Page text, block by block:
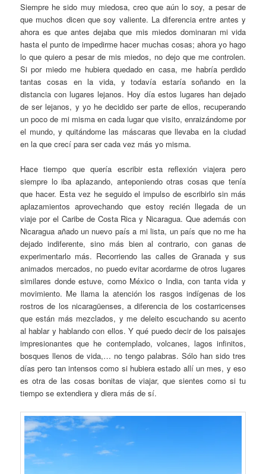
Siempre he sido muy miedosa, creo que aún lo soy, a pesar de
que muchos dicen que soy valiente. La diferencia entre antes y
ahora es que antes dejaba que mis miedos dominaran mi vida
hasta el punto de impedirme hacer muchas cosas; ahora yo hago
lo que quiero a pesar de mis miedos, no dejo que me controlen.
Si por miedo me hubiera quedado en casa, me habría perdido
tantas cosas en la vida, y todavía estaría soñando en la
distancia con lugares lejanos. Hoy día estos lugares han dejado
de ser lejanos, y yo he decidido ser parte de ellos, recuperando
un poco de mi misma en cada lugar que visito, enraizándome por
el mundo, y quitándome las máscaras que llevaba en la ciudad
en la que crecí para ser cada vez más yo misma.
Hace tiempo que quería escribir esta reflexión viajera pero
siempre lo iba aplazando, anteponiendo otras cosas que tenía
que hacer. Esta vez he seguido el impulso de escribirlo sin más
aplazamientos aprovechando que estoy recién llegada de un
viaje por el Caribe de Costa Rica y Nicaragua. Que además con
Nicaragua añado un nuevo país a mi lista, un país que no me ha
dejado indiferente, sino más bien al contrario, con ganas de
experimentarlo más. Recorriendo las calles de Granada y sus
animados mercados, no puedo evitar acordarme de otros lugares
similares donde estuve, como México o India, con tanta vida y
movimiento. Me llama la atención los rasgos indígenas de los
rostros de los nicaragüenses, a diferencia de los costarricenses
que están más mezclados, y me deleito escuchando su acento
al hablar y hablando con ellos. Y qué puedo decir de los paisajes
impresionantes que he contemplado, volcanes, lagos infinitos,
bosques llenos de vida,… no tengo palabras. Sólo han sido tres
días pero tan intensos como si hubiera estado allí un mes, y eso
es otra de las cosas bonitas de viajar, que sientes como si tu
tiempo se extendiera y diera más de sí.